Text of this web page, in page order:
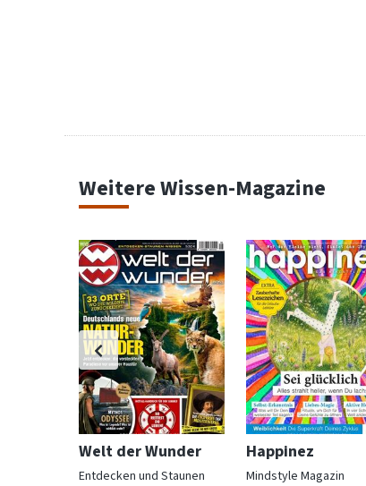
Weitere Wissen-Magazine
Welt der Wunder
Entdecken und Staunen
Happinez
Mindstyle Magazin